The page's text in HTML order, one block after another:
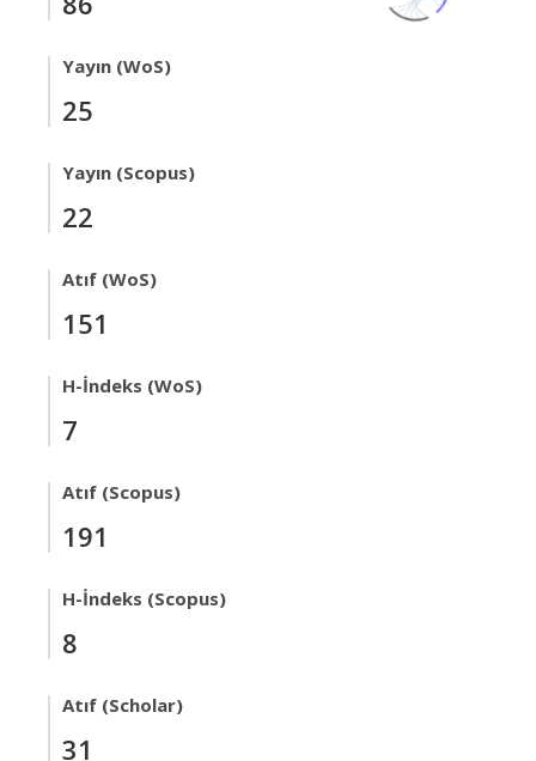
Yayın (WoS)
25
Yayın (Scopus)
22
Atıf (WoS)
151
H-İndeks (WoS)
7
Atıf (Scopus)
191
H-İndeks (Scopus)
8
Atıf (Scholar)
31